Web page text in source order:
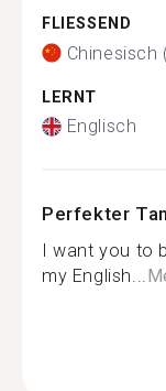
FLIESSEND
Chinesisch
LERNT
Englisch
Perfekter
I want you to
my English...